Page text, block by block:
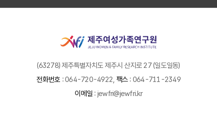
(63278) 제주특별자치도 제주시 산지로 27 (일도일동)
전화번호 : 064-720-4922, 팩스 : 064-711-2349
이메일 : jewfri@jewfri.kr